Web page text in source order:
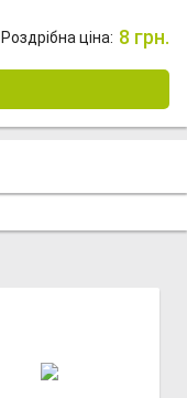
Роздрібна ціна: 8 грн.